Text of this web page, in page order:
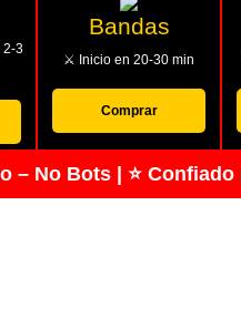
2-3
Bandas
⚔️ Inicio en 20-30 min
Comprar
– No Bots | ⭐